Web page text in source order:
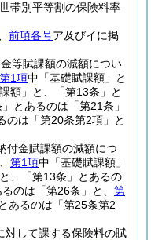
帯別平等割の保険料率
前項各号ア及びイに掲
等賦課額の減額につい
第1項中「基礎賦課額」と
額」と、「第13条」と
とあるのは「第21条」
のは「第20条第2項」と
付金賦課額の減額につ
第1項中「基礎賦課額」
、「第13条」とあるの
のは「第26条」と、 第
あるのは「第25条第2
対して課する保険料の賦